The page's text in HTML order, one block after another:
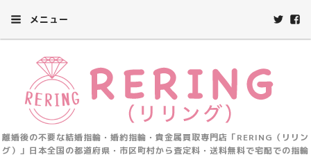
メニュー
離婚後の不要な結婚指輪・婚約指輪・貴金属買取専門店「RERING（リリン
グ）」日本全国の都道府県・市区町村から査定料・送料無料で宅配での指輪